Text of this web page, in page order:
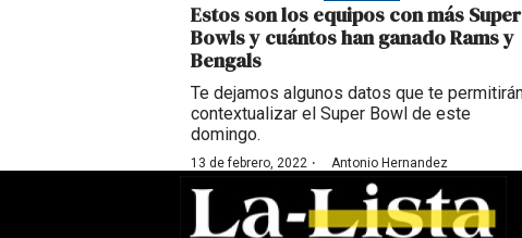
Estos son los equipos con más Super
Bowls y cuántos han ganado Rams y
Bengals
Te dejamos algunos datos que te
contextualizar el Super Bowl de este
domingo.
13 de febrero, 2022 · Antonio Hernandez